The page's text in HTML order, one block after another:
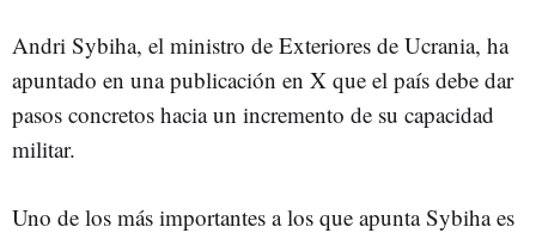
Andri Sybiha, el ministro de Exteriores de Ucrania, ha
apuntado en una publicación en X que el país debe dar
pasos concretos hacia un incremento de su capacidad
militar.
Uno de los más importantes a los que apunta Sybiha es